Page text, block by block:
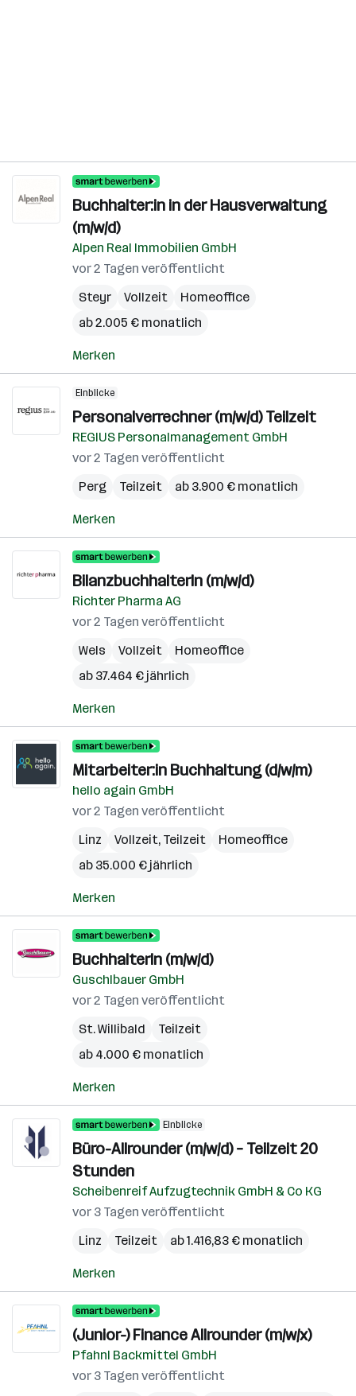
Buchhalter:in in der Hausverwaltung
(m/w/d)
Alpen Real Immobilien GmbH
vor 2 Tagen veröffentlicht
Steyr
Vollzeit
Homeoffice
ab 2.005 € monatlich
Merken
Einblicke
Personalverrechner (m/w/d) Teilzeit
REGIUS Personalmanagement GmbH
vor 2 Tagen veröffentlicht
Perg
Teilzeit ab 3.900 € monatlich
Merken
BilanzbuchhalterIn (m/w/d)
Richter Pharma AG
vor 2 Tagen veröffentlicht
Wels
Vollzeit
Homeoffice
ab 37.464 € jährlich
Merken
Mitarbeiter:in Buchhaltung (d/w/m)
hello again GmbH
vor 2 Tagen veröffentlicht
Linz
Vollzeit, Teilzeit
Homeoffice
ab 35.000 € jährlich
Merken
BuchhalterIn (m/w/d)
Guschlbauer GmbH
vor 2 Tagen veröffentlicht
St. Willibald
Teilzeit
ab 4.000 € monatlich
Merken
Einblicke
Büro-Allrounder (m/w/d) – Teilzeit 20
Stunden
Scheibenreif Aufzugtechnik GmbH & Co KG
vor 3 Tagen veröffentlicht
Linz
Teilzeit ab 1.416,83 € monatlich
Merken
(Junior-) Finance Allrounder (m/w/x)
Pfahnl Backmittel GmbH
vor 3 Tagen veröffentlicht